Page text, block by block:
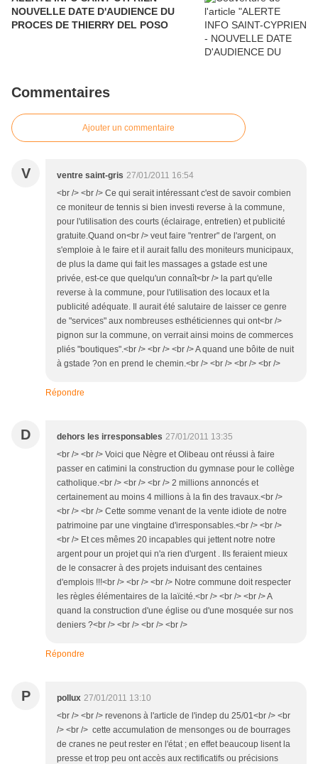
NOUVELLE DATE D'AUDIENCE DU
PROCES DE THIERRY DEL POSO
Commentaires
Ajouter un commentaire
V ventre saint-gris 27/01/2011 16:54
<br /> <br /> Ce qui serait intéressant c'est de savoir combien
ce moniteur de tennis si bien investi reverse à la commune,
pour l'utilisation des courts (éclairage, entretien) et publicité
gratuite.Quand on<br /> veut faire "rentrer" de l'argent, on
s'emploie à le faire et il aurait fallu des moniteurs municipaux,
de plus la dame qui fait les massages a gstade est une
privée, est-ce que quelqu'un connaît<br /> la part qu'elle
reverse à la commune, pour l'utilisation des locaux et la
publicité adéquate. Il aurait été salutaire de laisser ce genre
de "services" aux nombreuses esthéticiennes qui ont<br />
pignon sur la commune, on verrait ainsi moins de commerces
pliés "boutiques".<br /> <br /> <br /> A quand une bôite de nuit
à gstade ?on en prend le chemin.<br /> <br /> <br /> <br />
Répondre
D dehors les irresponsables 27/01/2011 13:35
<br /> <br /> Voici que Nègre et Olibeau ont réussi à faire
passer en catimini la construction du gymnase pour le collège
catholique.<br /> <br /> <br /> 2 millions annoncés et
certainement au moins 4 millions à la fin des travaux.<br />
<br /> <br /> Cette somme venant de la vente idiote de notre
patrimoine par une vingtaine d'irresponsables.<br /> <br />
<br /> Et ces mêmes 20 incapables qui jettent notre notre
argent pour un projet qui n'a rien d'urgent . Ils feraient mieux
de le consacrer à des projets induisant des centaines
d'emplois !!!<br /> <br /> <br /> Notre commune doit respecter
les règles élémentaires de la laïcité.<br /> <br /> <br /> A
quand la construction d'une église ou d'une mosquée sur nos
deniers ?<br /> <br /> <br /> <br />
Répondre
P pollux 27/01/2011 13:10
<br /> <br /> revenons à l'article de l'indep du 25/01<br /> <br
/> <br /> cette accumulation de mensonges ou de bourrages
de cranes ne peut rester en l'état ; en effet beaucoup lisent la
presse et trop peu ont accès aux rectificatifs ou précisions